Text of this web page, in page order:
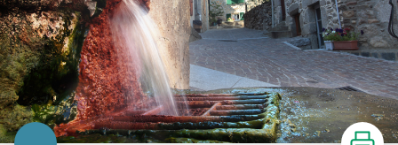
Imprimer